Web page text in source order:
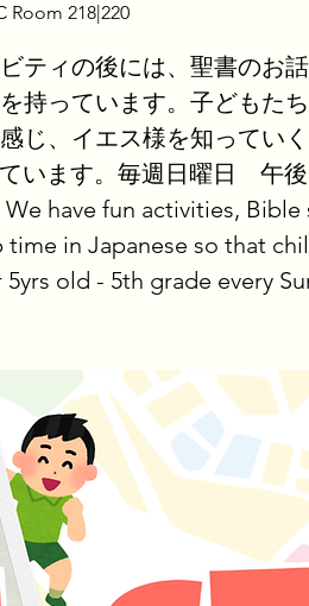
Room 218|220
ティの後には、聖書のお
持っています。子どもた
じ、イエス様を知ってい
います。毎週日曜日 午後
have fun activities,
time in Japanese so that
old - 5th grade every